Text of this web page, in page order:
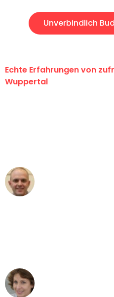
Unverbindlich
Echte Erfahrungen von
Wuppertal